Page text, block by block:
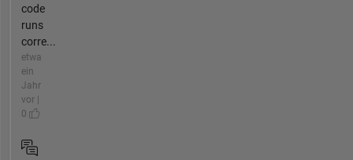
code
runs
corre...
etwa
ein
Jahr
vor |
0